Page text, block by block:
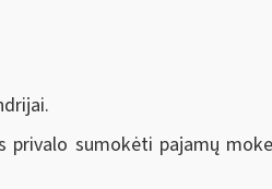
sumokėti pajamų